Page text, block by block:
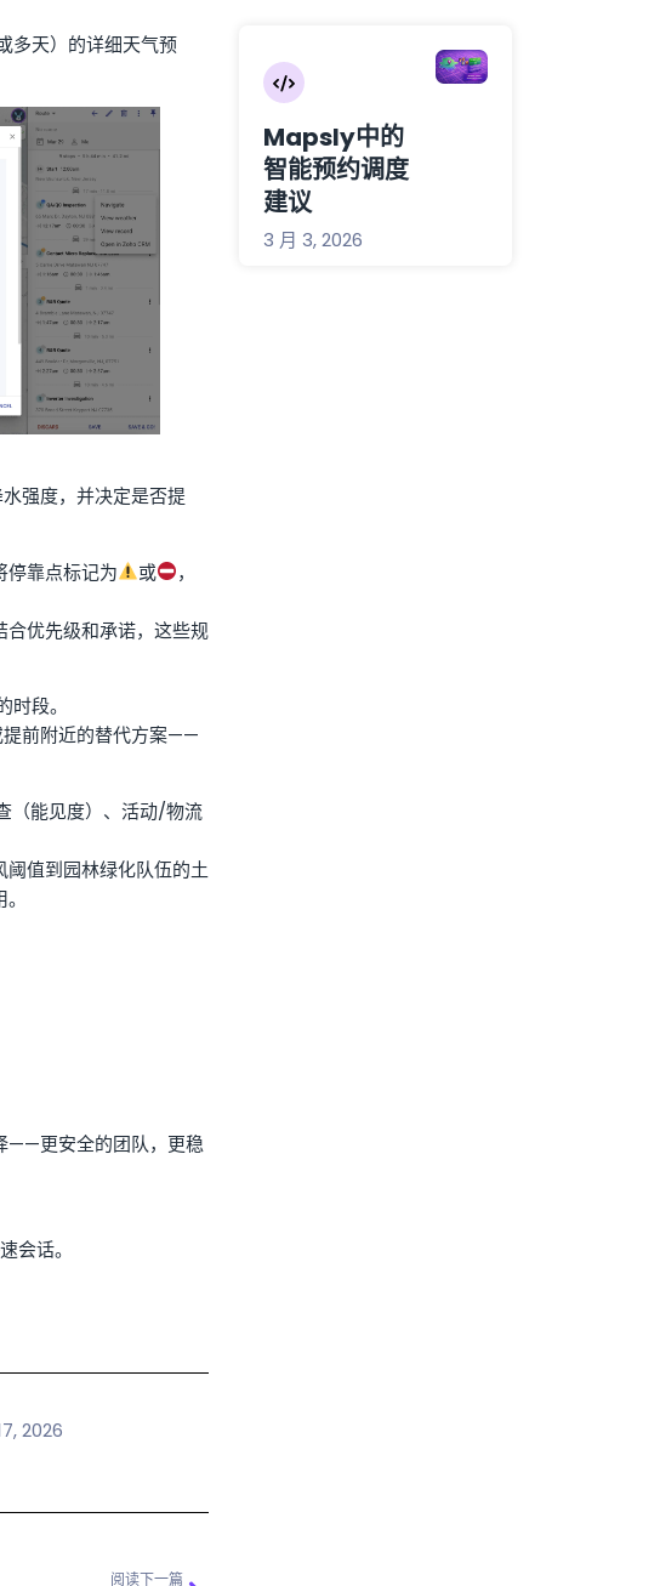
多天）的详细天气预
强度，并决定是否提
停靠点标记为 或
，
优先级和承诺，这些规
段。
前附近的替代方案——
（能见度）、活动/物流
值到园林绿化队伍的土
——更安全的团队，更稳
会话。
2026
阅读下一篇
Mapsly中的
智能预约调度
建议
3 月 3, 2026